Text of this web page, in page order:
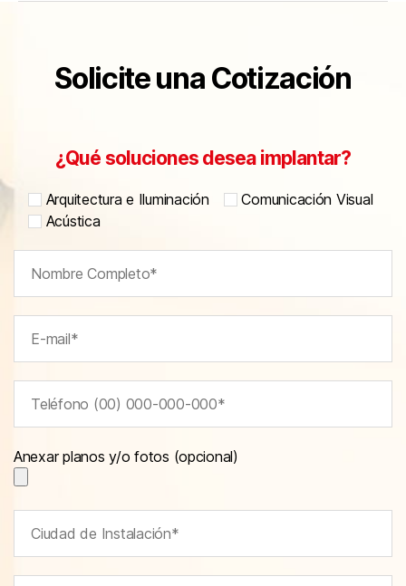
Solicite una Cotización
¿Qué soluciones desea implantar?
Arquitectura e Iluminación
Comunicación Visual
Acústica
Anexar planos y/o fotos (opcional)